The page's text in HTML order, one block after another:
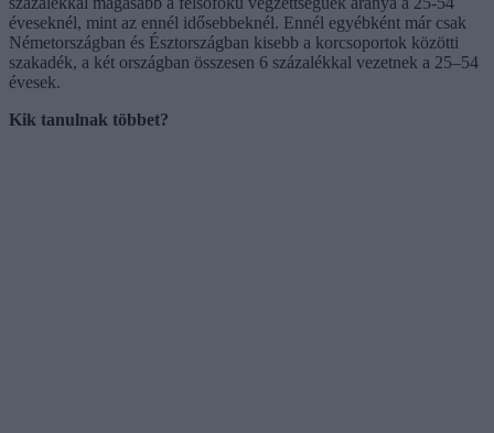
éveseknél, mint az ennél idősebbeknél. Ennél egyébként már csak
Németországban és Észtországban kisebb a korcsoportok közötti
szakadék, a két országban összesen 6 százalékkal vezetnek a 25–54
évesek.
Kik tanulnak többet?